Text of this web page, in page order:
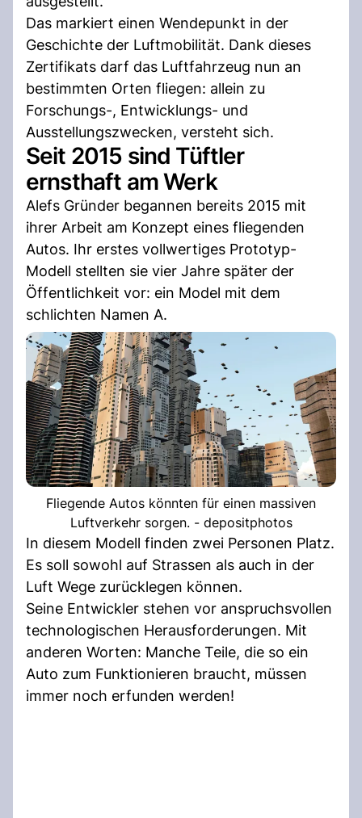
Das markiert einen Wendepunkt in der
Geschichte der Luftmobilität. Dank dieses
Zertifikats darf das Luftfahrzeug nun an
bestimmten Orten fliegen: allein zu
Forschungs-, Entwicklungs- und
Ausstellungszwecken, versteht sich.
Seit 2015 sind Tüftler
ernsthaft am Werk
Alefs Gründer begannen bereits 2015 mit
ihrer Arbeit am Konzept eines fliegenden
Autos. Ihr erstes vollwertiges Prototyp-
Modell stellten sie vier Jahre später der
Öffentlichkeit vor: ein Model mit dem
schlichten Namen A.
Fliegende Autos könnten für einen massiven
Luftverkehr sorgen. - depositphotos
In diesem Modell finden zwei Personen Platz.
Es soll sowohl auf Strassen als auch in der
Luft Wege zurücklegen können.
Seine Entwickler stehen vor anspruchsvollen
technologischen Herausforderungen. Mit
anderen Worten: Manche Teile, die so ein
Auto zum Funktionieren braucht, müssen
immer noch erfunden werden!